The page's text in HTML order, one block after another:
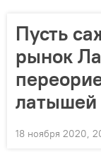
Пусть
рынок
латышей
18 ноября 2020,